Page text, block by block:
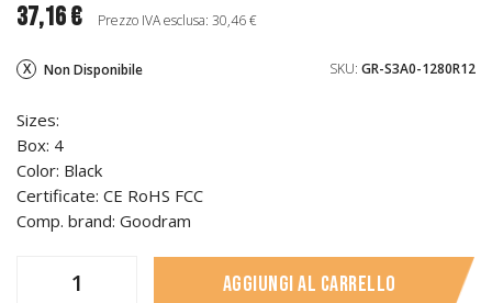
37,16 € Prezzo IVA esclusa: 30,46 €
Non Disponibile SKU: GR-S3A0-1280R12
Sizes:
Box: 4
Color: Black
Certificate: CE RoHS FCC
Comp. brand: Goodram
Aggiungi al carrello